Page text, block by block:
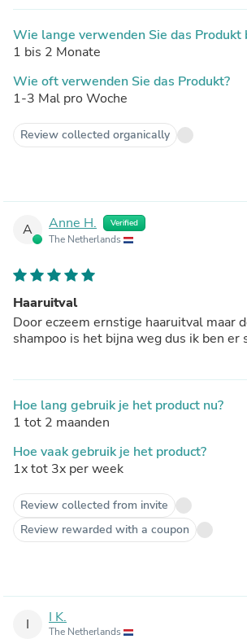
Wie lange verwenden Sie das Produkt
1 bis 2 Monate
Wie oft verwenden Sie das Produkt?
1-3 Mal pro Woche
Review collected organically
A Anne H. Verified
The Netherlands
Haaruitval
Door eczeem ernstige haaruitval maar
shampoo is het bijna weg dus ik ben er
Hoe lang gebruik je het product nu?
1 tot 2 maanden
Hoe vaak gebruik je het product?
1x tot 3x per week
Review collected from invite
Review rewarded with a coupon
I I K.
The Netherlands